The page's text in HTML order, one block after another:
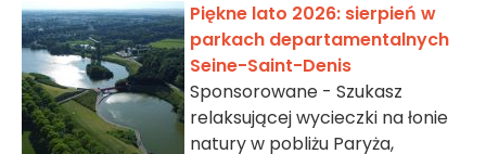
Piękne lato 2026: sierpień w
parkach departamentalnych
Seine-Saint-Denis
Sponsorowane - Szukasz
relaksującej wycieczki na łonie
natury w pobliżu Paryża,